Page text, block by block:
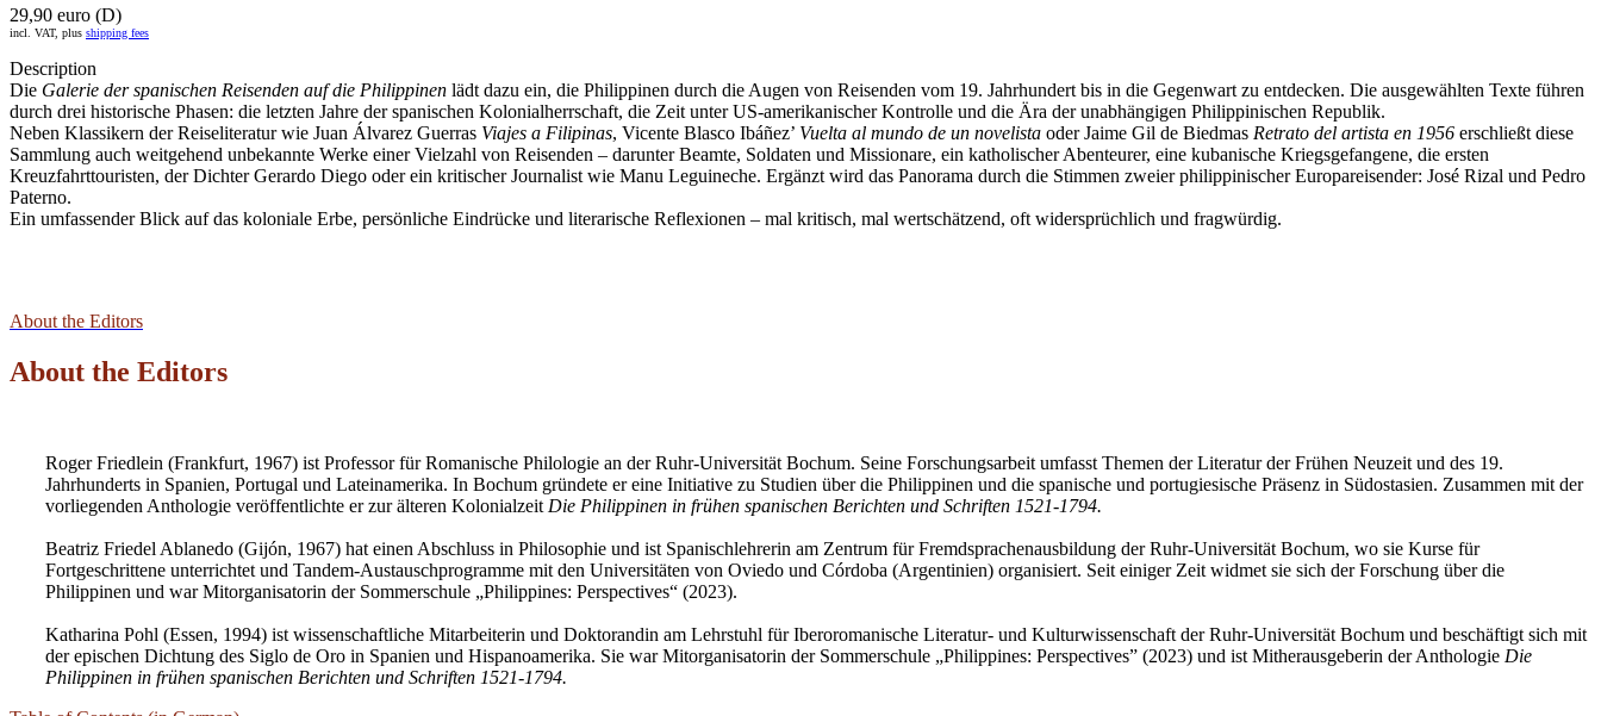
29,90 euro (D)
incl. VAT, plus shipping fees
Description
Die Galerie der spanischen Reisenden auf die Philippinen lädt dazu ein, die Philippinen durch die Augen von Reisenden vom 19. Jahrhundert bis in die Gegenwart zu entdecken. Die ausgewählten Texte führen
durch drei historische Phasen: die letzten Jahre der spanischen Kolonialherrschaft, die Zeit unter US-amerikanischer Kontrolle und die Ära der unabhängigen Philippinischen Republik.
Neben Klassikern der Reiseliteratur wie Juan Álvarez Guerras Viajes a Filipinas, Vicente Blasco Ibáñez’ Vuelta al mundo de un novelista oder Jaime Gil de Biedmas Retrato del artista en 1956 erschließt diese
Sammlung auch weitgehend unbekannte Werke einer Vielzahl von Reisenden – darunter Beamte, Soldaten und Missionare, ein katholischer Abenteurer, eine kubanische Kriegsgefangene, die ersten
Kreuzfahrttouristen, der Dichter Gerardo Diego oder ein kritischer Journalist wie Manu Leguineche. Ergänzt wird das Panorama durch die Stimmen zweier philippinischer Europareisender: José Rizal und Pedro
Paterno.
Ein umfassender Blick auf das koloniale Erbe, persönliche Eindrücke und literarische Reflexionen – mal kritisch, mal wertschätzend, oft widersprüchlich und fragwürdig.
About the Editors
About the Editors
Roger Friedlein (Frankfurt, 1967) ist Professor für Romanische Philologie an der Ruhr-Universität Bochum. Seine Forschungsarbeit umfasst Themen der Literatur der Frühen Neuzeit und des 19.
Jahrhunderts in Spanien, Portugal und Lateinamerika. In Bochum gründete er eine Initiative zu Studien über die Philippinen und die spanische und portugiesische Präsenz in Südostasien. Zusammen mit der
vorliegenden Anthologie veröffentlichte er zur älteren Kolonialzeit Die Philippinen in frühen spanischen Berichten und Schriften 1521-1794.
Beatriz Friedel Ablanedo (Gijón, 1967) hat einen Abschluss in Philosophie und ist Spanischlehrerin am Zentrum für Fremdsprachenausbildung der Ruhr-Universität Bochum, wo sie Kurse für
Fortgeschrittene unterrichtet und Tandem-Austauschprogramme mit den Universitäten von Oviedo und Córdoba (Argentinien) organisiert. Seit einiger Zeit widmet sie sich der Forschung über die
Philippinen und war Mitorganisatorin der Sommerschule „Philippines: Perspectives“ (2023).
Katharina Pohl (Essen, 1994) ist wissenschaftliche Mitarbeiterin und Doktorandin am Lehrstuhl für Iberoromanische Literatur- und Kulturwissenschaft der Ruhr-Universität Bochum und beschäftigt sich mit
der epischen Dichtung des Siglo de Oro in Spanien und Hispanoamerika. Sie war Mitorganisatorin der Sommerschule „Philippines: Perspectives” (2023) und ist Mitherausgeberin der Anthologie Die
Philippinen in frühen spanischen Berichten und Schriften 1521-1794.